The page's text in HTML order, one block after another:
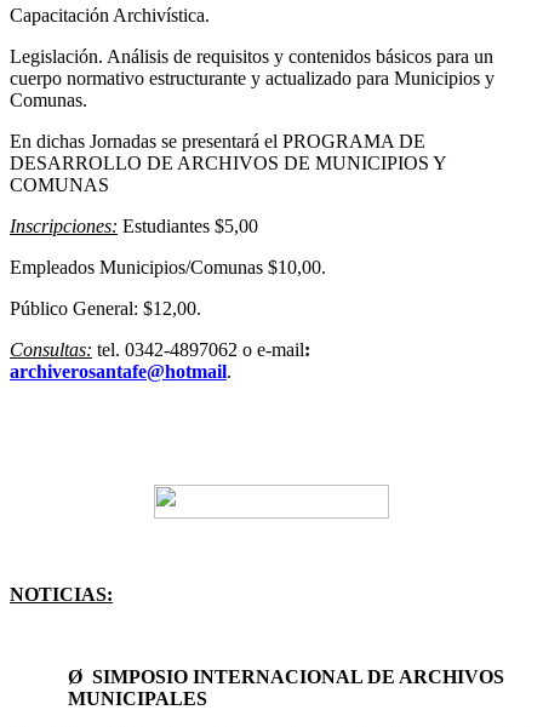
Capacitación Archivística.
Legislación. Análisis de requisitos y contenidos básicos para un
cuerpo normativo estructurante y actualizado para Municipios y
Comunas.
En dichas Jornadas se presentará el PROGRAMA DE
DESARROLLO DE ARCHIVOS DE MUNICIPIOS Y
COMUNAS
Inscripciones: Estudiantes $5,00
Empleados Municipios/Comunas $10,00.
Público General: $12,00.
Consultas: tel. 0342-4897062 o e-mail:
archiverosantafe@hotmail.
NOTICIAS:
Ø SIMPOSIO INTERNACIONAL DE ARCHIVOS
MUNICIPALES